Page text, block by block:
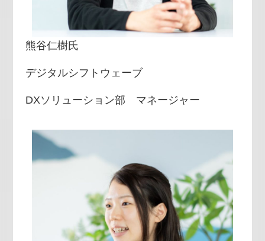
熊谷仁樹氏
デジタルシフトウェーブ
DXソリューション部 マネージャー